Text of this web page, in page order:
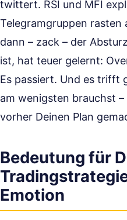
twittert. RSI und MFI
Telegramgruppen rasten
dann – zack – der
ist, hat teuer gelernt:
Es passiert. Und es trifft
am wenigsten brauchst –
vorher Deinen Plan
Bedeutung für
Emotion